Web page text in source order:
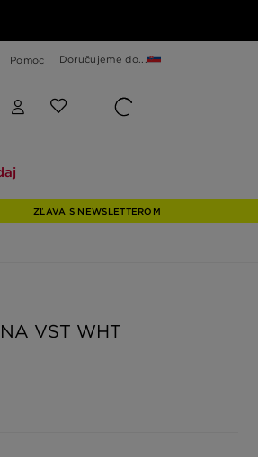
Pomoc Doručujeme do...
ZĽAVA S NEWSLETTEROM
VST WHT